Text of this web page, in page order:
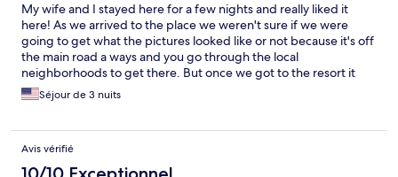
My wife and I stayed here for a few nights and really liked it
here! As we arrived to the place we weren't sure if we were
going to get what the pictures looked like or not because it's off
the main road a ways and you go through the local
neighborhoods to get there. But once we got to the resort it
was beautiful! The hut we stayed in too was very fun and
authentic feeling. Being right next to the beach and having your
good and the staff did a great job making sure our needs were
met and helping to adjust anything to our needs! It was very
nice too to be able to arrange activities through them such as
Séjour de 3 nuits
Avis vérifié